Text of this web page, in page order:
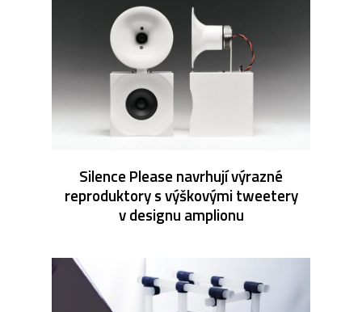
Silence Please navrhují výrazné
reproduktory s výškovými tweetery
v designu amplionu